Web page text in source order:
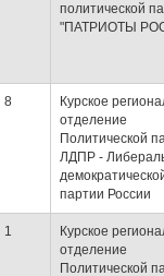
политической
"ПАТРИОТЫ
8
Курское
отделение
Политической
ЛДПР -
партии России
1
Курское
отделение
Политической